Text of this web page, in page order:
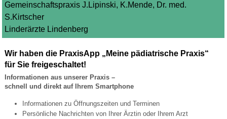
Gemeinschaftspraxis J.Lipinski, K.Mende, Dr. med.
S.Kirtscher
Linderärzte Lindenberg
Wir haben die PraxisApp „Meine pädiatrische Praxis“
für Sie freigeschaltet!
Informationen aus unserer Praxis –
schnell und direkt auf Ihrem Smartphone
Informationen zu Öffnungszeiten und Terminen
Persönliche Nachrichten von Ihrer Ärztin oder Ihrem Arzt